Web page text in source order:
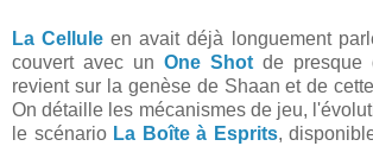
La Cellule en avait déjà longuement
couvert avec un One Shot de presque
revient sur la genèse de Shaan et de
On détaille les mécanismes de jeu,
le scénario La Boîte à Esprits,